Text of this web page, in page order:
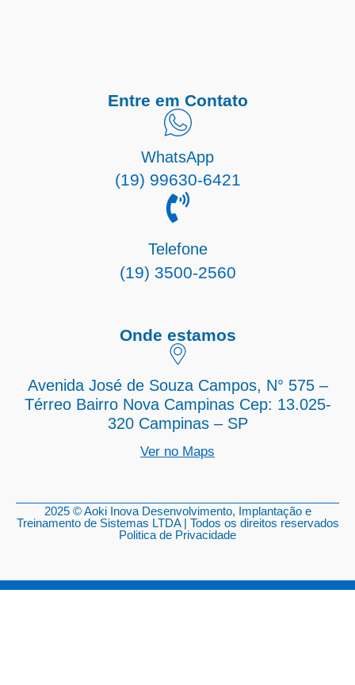
Entre em Contato
WhatsApp
(19) 99630-6421
Telefone
(19) 3500-2560
Onde estamos
Avenida José de Souza Campos, N° 575 –
Térreo Bairro Nova Campinas Cep: 13.025-
320 Campinas – SP
Ver no Maps
2025 © Aoki Inova Desenvolvimento, Implantação e
Treinamento de Sistemas LTDA | Todos os direitos reservados
Politica de Privacidade